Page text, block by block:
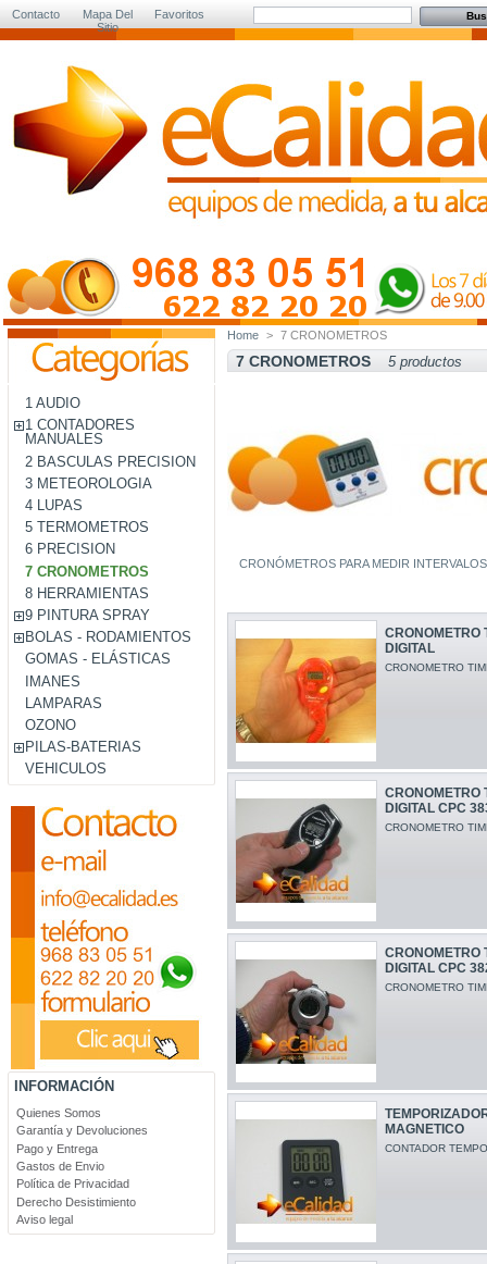
Contacto
Mapa Del
Sitio
Favoritos
1 AUDIO
1 CONTADORES
MANUALES
2 BASCULAS PRECISION
3 METEOROLOGIA
4 LUPAS
5 TERMOMETROS
6 PRECISION
7 CRONOMETROS
8 HERRAMIENTAS
9 PINTURA SPRAY
BOLAS - RODAMIENTOS
GOMAS - ELÁSTICAS
IMANES
LAMPARAS
OZONO
PILAS-BATERIAS
VEHICULOS
INFORMACIÓN
Quienes Somos
Garantía y Devoluciones
Pago y Entrega
Gastos de Envio
Política de Privacidad
Derecho Desistimiento
Aviso legal
Home > 7 CRONOMETROS
7 CRONOMETROS 5 productos
CRONÓMETROS PARA MEDIR
CRONOMETRO
DIGITAL
CRONOMETRO
CRONOMETRO
DIGITAL CPC
CRONOMETRO
CRONOMETRO
DIGITAL CPC
CRONOMETRO
MAGNETICO
CONTADOR